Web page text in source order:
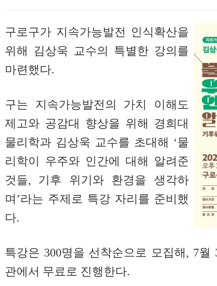
구로구가 지속가능발전 인식확산을
위해 김상욱 교수의 특별한 강의를
마련했다.
구는 지속가능발전의 가치 이해도
제고와 공감대 향상을 위해 경희대
물리학과 김상욱 교수를 초대해 ‘물
리학이 우주와 인간에 대해 알려준
것들, 기후 위기와 환경을 생각하
며’라는 주제로 특강 자리를 준비했
다.
특강은 300명을 선착순으로 모집해, 7
관에서 무료로 진행한다.